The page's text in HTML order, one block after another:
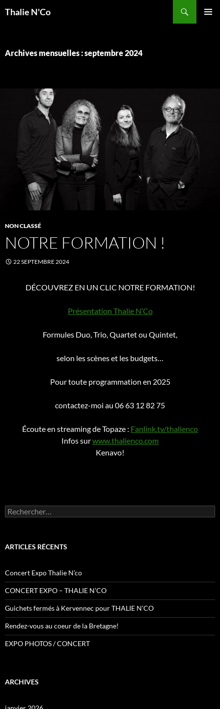
Thalie N'Co
Archives mensuelles : septembre 2024
NON CLASSÉ
NOTRE FORMATION !
22 SEPTEMBRE 2024
DÉCOUVREZ EN UN CLIC NOTRE FORMATION!
Présentation Thalie N’Co
Formules Duo, Trio, Quartet ou Quintet,
selon les scènes et les budgets…
Pour toute programmation en 2025
contactez-moi au 06 63 12 82 75
Écoute en streaming de Topaze : Fanlink.tv/thalienco
Infos surwww.thalienco.com
Kenavo!
Rechercher :
ARTICLES RÉCENTS
Concert Expo Thalie N’co
CONCERT EXPO – THALIE N’CO
Guichets fermés à Kervennec pour THALIE N’CO
Rendez-vous au coeur de la Bretagne!
EXPO PHOTOS / CONCERT
ARCHIVES